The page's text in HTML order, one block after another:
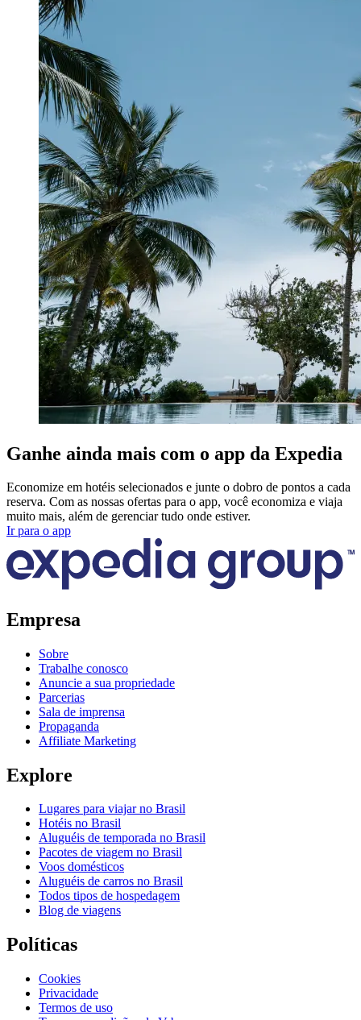
Ganhe ainda mais com o app da Expedia
Economize em hotéis selecionados e junte o dobro de pontos a cada
reserva. Com as nossas ofertas para o app, você economiza e viaja
muito mais, além de gerenciar tudo onde estiver.
Ir para o app
Empresa
Sobre
Trabalhe conosco
Anuncie a sua propriedade
Parcerias
Sala de imprensa
Propaganda
Affiliate Marketing
Explore
Lugares para viajar no Brasil
Hotéis no Brasil
Aluguéis de temporada no Brasil
Pacotes de viagem no Brasil
Voos domésticos
Aluguéis de carros no Brasil
Todos tipos de hospedagem
Blog de viagens
Políticas
Cookies
Privacidade
Termos de uso